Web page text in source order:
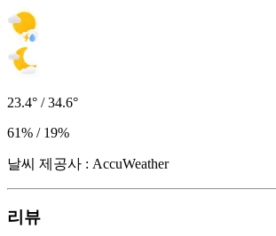
23.4° / 34.6°
61% / 19%
날씨 제공사 : AccuWeather
리뷰